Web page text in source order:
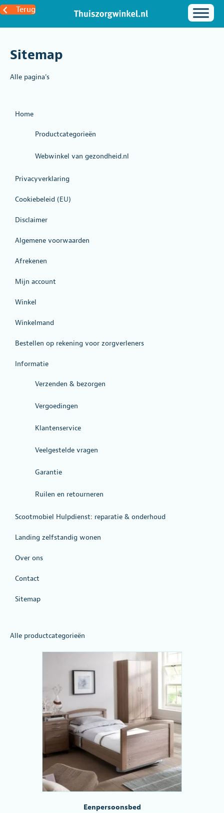
Terug
Sitemap
Alle pagina's
Home
Productcategorieën
Webwinkel van gezondheid.nl
Privacyverklaring
Cookiebeleid (EU)
Disclaimer
Algemene voorwaarden
Afrekenen
Mijn account
Winkel
Winkelmand
Bestellen op rekening voor zorgverleners
Informatie
Verzenden & bezorgen
Vergoedingen
Klantenservice
Veelgestelde vragen
Garantie
Ruilen en retourneren
Scootmobiel Hulpdienst: reparatie & onderhoud
Landing zelfstandig wonen
Over ons
Contact
Sitemap
Alle productcategorieën
Eenpersoonsbed